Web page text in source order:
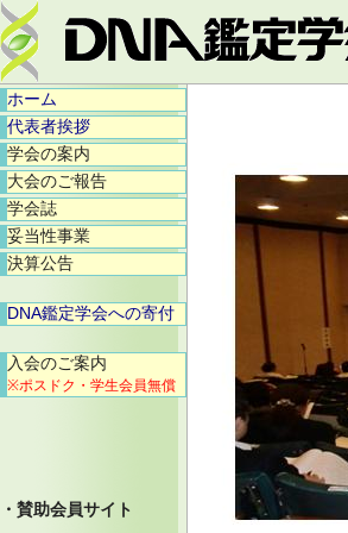
ホーム
代表者挨拶
学会の案内
大会のご報告
学会誌
妥当性事業
決算公告
DNA鑑定学会への寄付
入会のご案内
※ポスドク・学生会員無償
・賛助会員サイト